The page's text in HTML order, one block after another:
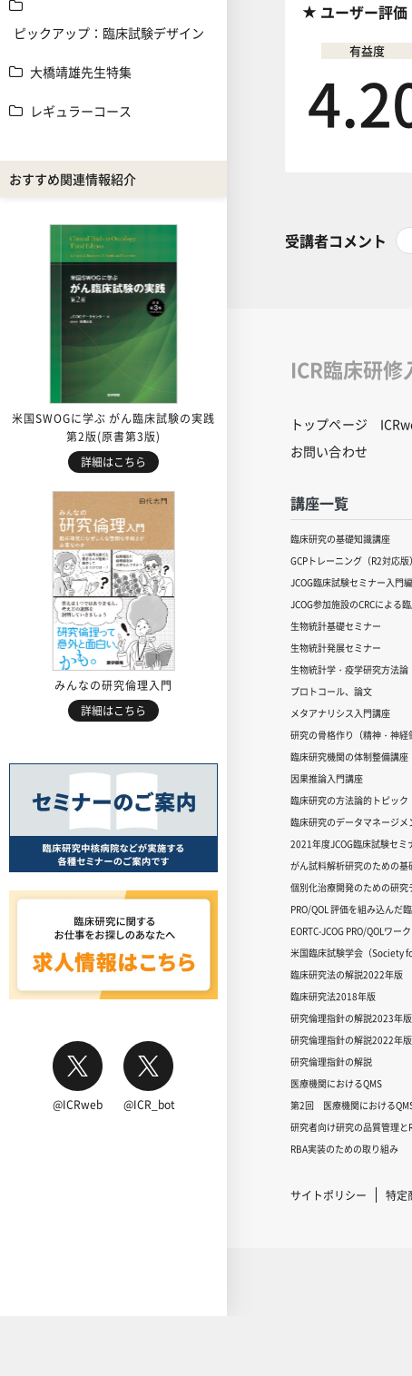
ピックアップ：臨床試験デザイン
大橋靖雄先生特集
レギュラーコース
おすすめ関連情報紹介
米国SWOGに学ぶ がん臨床試験の実践
第2版(原書第3版)
詳細はこちら
みんなの研究倫理入門
詳細はこちら
@ICRweb @ICR_bot
ユーザー評価
有益度
受講者コメント
ICR臨床研
トップページ
お問い合わせ
講座一覧
臨床研究の基礎知識講座
GCPトレーニング（R2対応版）
JCOG臨床試験セミナー入門
JCOG参加施設のCRCによる
生物統計基礎セミナー
生物統計発展セミナー
生物統計学・疫学研究方法論
プロトコール、論文
メタアナリシス入門講座
研究の骨格作り（精神・神経
臨床研究機関の体制整備講座
因果推論入門講座
臨床研究の方法論的トピック
臨床研究のデータマネージメ
2021年度JCOG臨床試験セミ
がん試料解析研究のための基
個別化治療開発のための研究
PRO/QOL 評価を組み込んだ
EORTC-JCOG PRO/QOLワー
米国臨床試験学会（Society
臨床研究法の解説2022年版
臨床研究法2018年版
研究倫理指針の解説2023年版
研究倫理指針の解説2022年版
研究倫理指針の解説
医療機関におけるQMS
第2回 医療機関における
研究者向け研究の品質管理と
RBA実装のための取り組み
サイトポリシー 特定